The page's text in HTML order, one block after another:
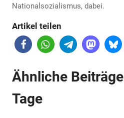
Nationalsozialismus, dabei.
Artikel teilen
Ähnliche
Tage